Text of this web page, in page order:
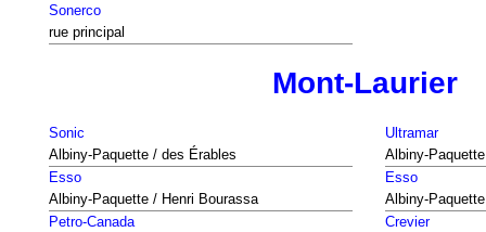
Sonerco
rue principal
Mont-Laurier
Sonic
Albiny-Paquette / des Érables
Ultramar
Albiny-
Esso
Albiny-Paquette / Henri Bourassa
Esso
Albiny-
Petro-Canada
Crevier